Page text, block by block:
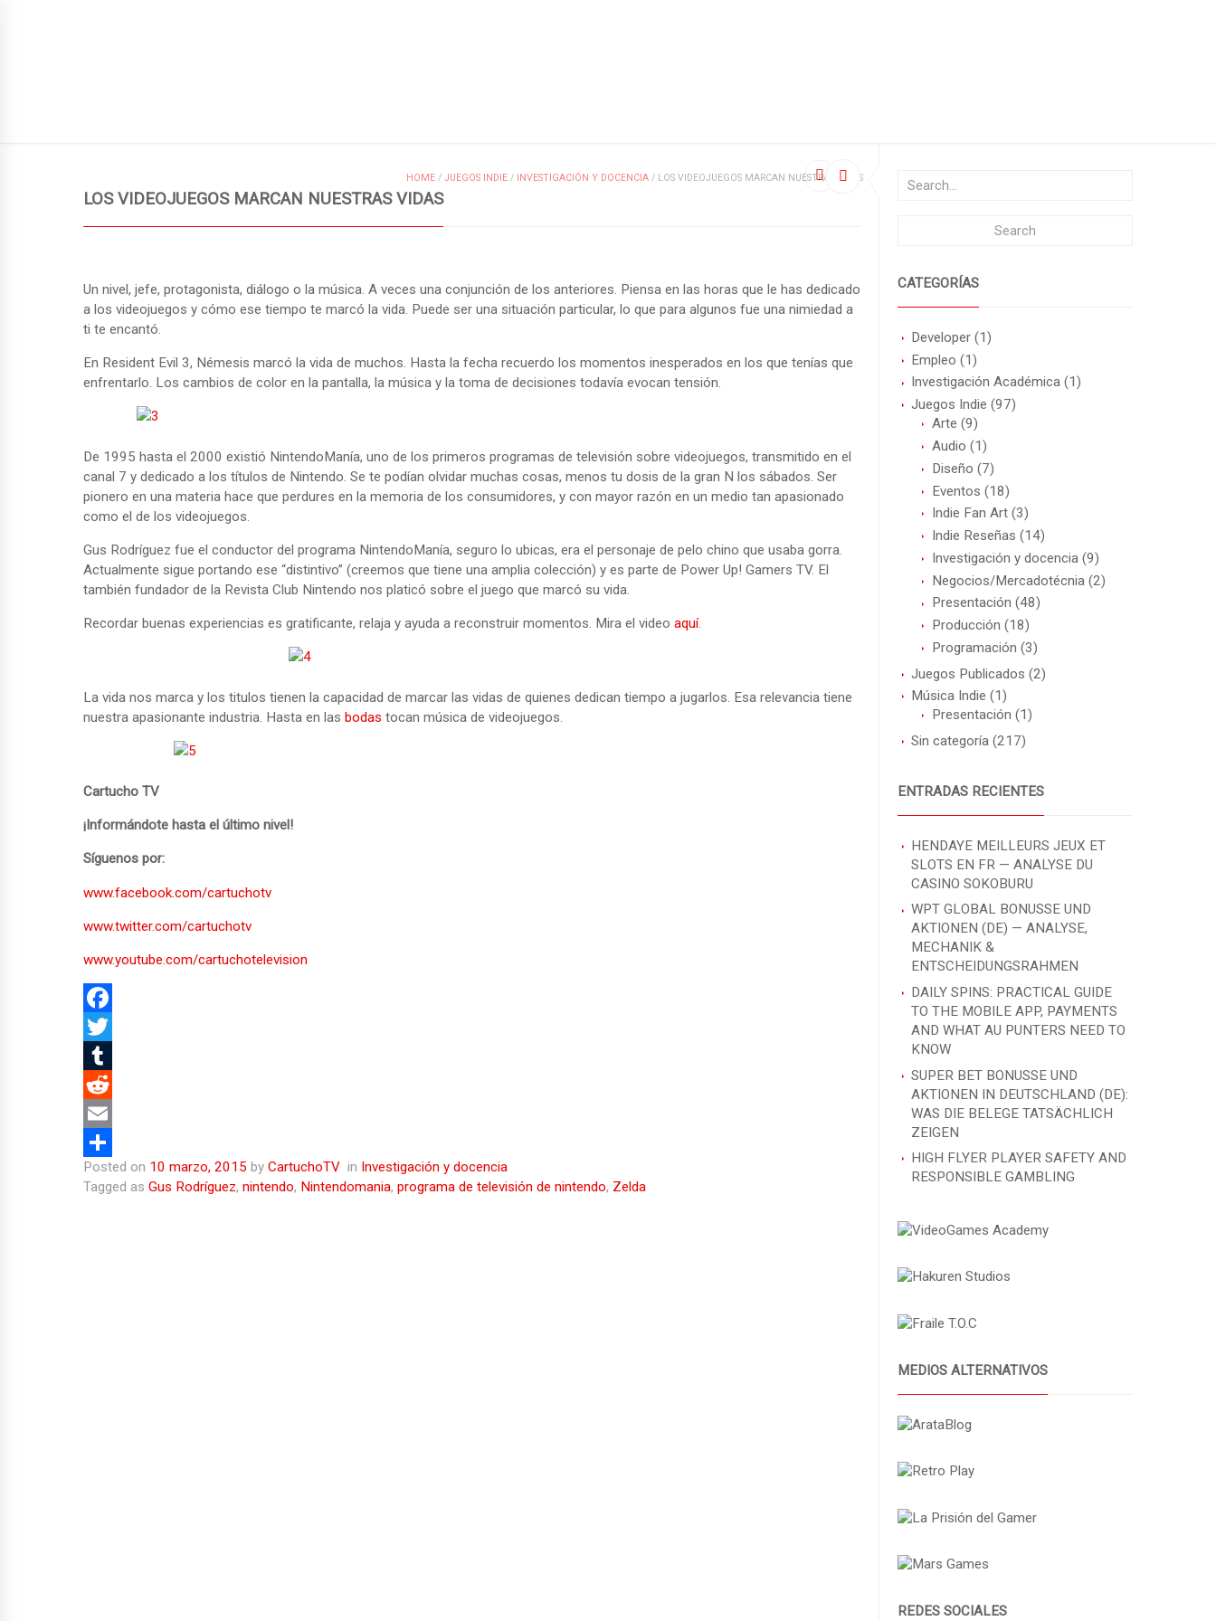
CATEGORÍAS
Developer (1)
Empleo (1)
Investigación Académica (1)
Juegos Indie (97)
Arte (9)
Audio (1)
Diseño (7)
Eventos (18)
Indie Fan Art(3)
Indie Reseñas (14)
Investigación y docencia(9)
Negocios/Mercadotécnia(2)
Presentación (48)
Producción (18)
Programación (3)
Juegos Publicados (2)
Música Indie (1)
Presentación (1)
Sin categoría (217)
ENTRADAS RECIENTES
HENDAYE MEILLEURS JEUX ET
SLOTS EN FR — ANALYSE DU
CASINO SOKOBURU
WPT GLOBAL BONUSSE UND
AKTIONEN (DE) — ANALYSE,
MECHANIK &
ENTSCHEIDUNGSRAHMEN
DAILY SPINS: PRACTICAL GUIDE
TO THE MOBILE APP, PAYMENTS
AND WHAT AU PUNTERS NEED TO
KNOW
SUPER BET BONUSSE UND
AKTIONEN IN DEUTSCHLAND (DE):
WAS DIE BELEGE TATSÄCHLICH
ZEIGEN
HIGH FLYER PLAYER SAFETY AND
RESPONSIBLE GAMBLING
MEDIOS ALTERNATIVOS
REDES SOCIALES
HOME /JUEGOS INDIE / INVESTIGACIÓN Y DOCENCIA / LOS VIDEOJUEGOS MARCAN NUESTRAS VIDAS
LOS VIDEOJUEGOS MARCAN NUESTRAS VIDAS
Un nivel, jefe, protagonista, diálogo o la música. A veces una conjunción de los anteriores. Piensa en las horas que le has dedicado
a los videojuegos y cómo ese tiempo te marcó la vida. Puede ser una situación particular, lo que para algunos fue una nimiedad a
ti te encantó.
En Resident Evil 3, Némesis marcó la vida de muchos. Hasta la fecha recuerdo los momentos inesperados en los que tenías que
enfrentarlo. Los cambios de color en la pantalla, la música y la toma de decisiones todavía evocan tensión.
De 1995 hasta el 2000 existió NintendoManía, uno de los primeros programas de televisión sobre videojuegos, transmitido en el
canal 7 y dedicado a los títulos de Nintendo. Se te podían olvidar muchas cosas, menos tu dosis de la gran N los sábados. Ser
pionero en una materia hace que perdures en la memoria de los consumidores, y con mayor razón en un medio tan apasionado
como el de los videojuegos.
Gus Rodríguez fue el conductor del programa NintendoManía, seguro lo ubicas, era el personaje de pelo chino que usaba gorra.
Actualmente sigue portando ese “distintivo” (creemos que tiene una amplia colección) y es parte de Power Up! Gamers TV. El
también fundador de la Revista Club Nintendo nos platicó sobre el juego que marcó su vida.
Recordar buenas experiencias es gratificante, relaja y ayuda a reconstruir momentos. Mira el video aquí.
La vida nos marca y los titulos tienen la capacidad de marcar las vidas de quienes dedican tiempo a jugarlos. Esa relevancia tiene
nuestra apasionante industria. Hasta en las bodas tocan música de videojuegos.
Cartucho TV
¡Informándote hasta el último nivel!
Síguenos por:
www.facebook.com/cartuchotv
www.twitter.com/cartuchotv
www.youtube.com/cartuchotelevision
F
c
e
b
o
w
t
T
u
m
b
R
e
d
E
m
C
Posted on 10 marzo, 2015 by CartuchoTV in Investigación y docencia
Tagged as Gus Rodríguez, nintendo, Nintendomania, programa de televisión de nintendo, Zelda